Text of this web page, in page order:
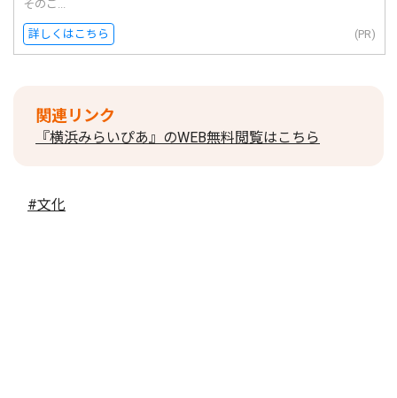
そのご...
詳しくはこちら (PR)
関連リンク
『横浜みらいぴあ』のWEB無料閲覧はこちら
#文化